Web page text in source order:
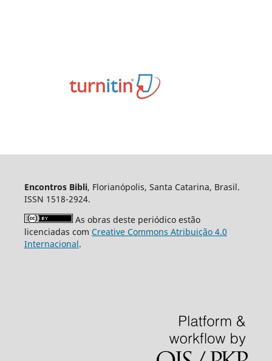
Encontros Bibli, Florianópolis, Santa Catarina, Brasil.
ISSN 1518-2924.
As obras deste periódico estão
licenciadas com Creative Commons Atribuição 4.0
Internacional.